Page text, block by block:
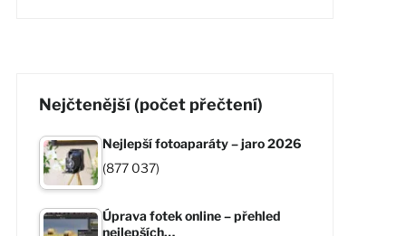
Nejčtenější (počet přečtení)
Nejlepší fotoaparáty – jaro 2026
(877 037)
Úprava fotek online – přehled
nejlepších…